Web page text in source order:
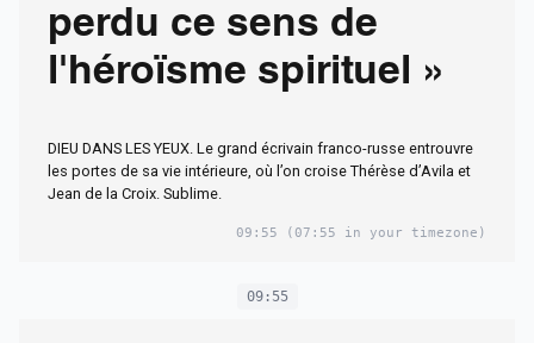
perdu ce sens de
l'héroïsme spirituel »
DIEU DANS LES YEUX. Le grand écrivain franco-russe entrouvre
les portes de sa vie intérieure, où l’on croise Thérèse d’Avila et
Jean de la Croix. Sublime.
09:55 (07:55 in your timezone)
09:55